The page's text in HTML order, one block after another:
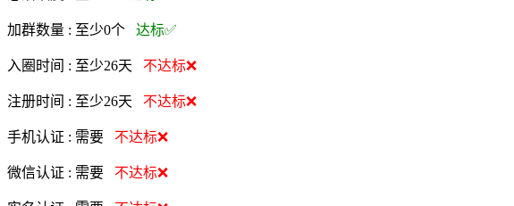
加群数量 : 至少0个 达标✅
入圈时间 : 至少26天 不达标❌
注册时间 : 至少26天 不达标❌
手机认证 : 需要 不达标❌
微信认证 : 需要 不达标❌